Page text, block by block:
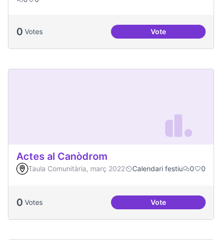
0 Votes VoteVilaveïna
Actes al Canòdrom
Taula Comunitària, març 2022 Calendari festiu 0 0
0 Votes VoteActes al Canòdrom